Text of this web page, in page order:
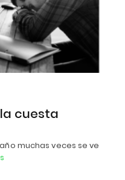
cuesta
muchas veces se ve